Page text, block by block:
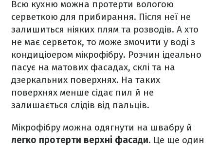
Всю кухню можна протерти вологою
серветкою для прибирання. Після неї не
залишиться ніяких плям та розводів. А хто
не має серветок, то може змочити у воді з
кондиціоером мікрофібру. Розчин ідеально
пасує на матових фасадах, склі та на
дзеркальних поверхнях. На таких
поверхнях менше сідає пил й не
залишається слідів від пальців.
Мікрофібру можна одягнути на швабру й
легко протерти верхні фасади. Це ще один